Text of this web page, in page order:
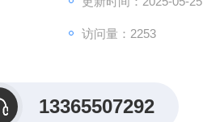
访问量：2253
13365507292